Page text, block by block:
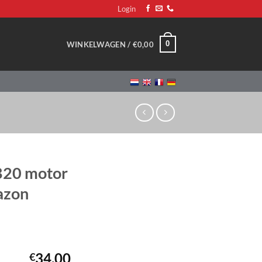
Login
WINKELWAGEN / €0,00 0
motor
€34,00